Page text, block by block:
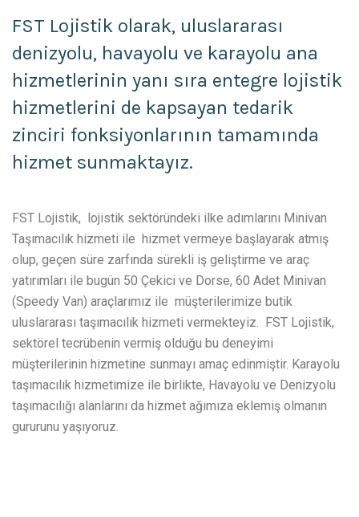
FST Lojistik olarak, uluslararası
denizyolu, havayolu ve karayolu ana
hizmetlerinin yanı sıra entegre lojistik
hizmetlerini de kapsayan tedarik
zinciri fonksiyonlarının tamamında
hizmet sunmaktayız.
FST Lojistik, lojistik sektöründeki ilke adımlarını Minivan
Taşımacılık hizmeti ile hizmet vermeye başlayarak atmış
olup, geçen süre zarfında sürekli iş geliştirme ve araç
yatırımları ile bugün 50 Çekici ve Dorse, 60 Adet Minivan
(Speedy Van) araçlarımız ile müşterilerimize butik
uluslararası taşımacılık hizmeti vermekteyiz. FST Lojistik,
sektörel tecrübenin vermiş olduğu bu deneyimi
müşterilerinin hizmetine sunmayı amaç edinmiştir. Karayolu
taşımacılık hizmetimize ile birlikte, Havayolu ve Denizyolu
taşımacılığı alanlarını da hizmet ağımıza eklemiş olmanın
gururunu yaşıyoruz.